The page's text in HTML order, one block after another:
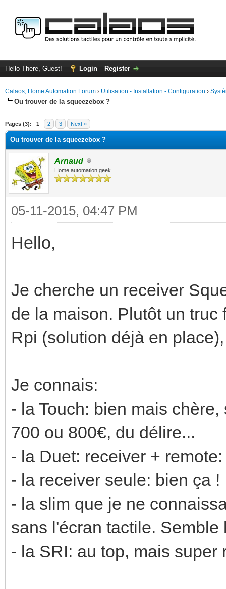
Hello There, Guest! Login Register
Calaos, Home Automation Forum › Utilisation - Installation - Configuration ›
Ou trouver de la squeezebox ?
Pages (3): 1 2 3 Next »
Ou trouver de la squeezebox ?
Arnaud
Home automation geek
05-11-2015, 04:47 PM
Hello,
Je cherche un receiver
de la maison. Plutôt un
Rpi (solution déjà en
Je connais:
- la Touch: bien mais
700 ou 800€, du délire...
- la Duet: receiver +
- la receiver seule: bien ça !
- la slim que je ne
sans l'écran tactile.
- la SRI: au top, mais super